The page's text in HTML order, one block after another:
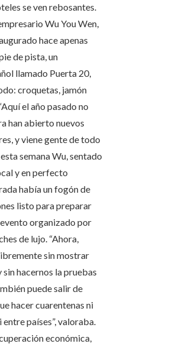
se ven rebosantes.
Wu You Wen,
hace apenas
de pista, un
llamado Puerta 20,
croquetas, jamón
el año pasado no
han abierto nuevos
y viene gente de todo
semana Wu, sentado
y en perfecto
había un fogón de
listo para preparar
organizado por
de lujo. “Ahora,
sin mostrar
hacernos la pruebas
puede salir de
hacer cuarentenas ni
países”, valoraba.
económica,